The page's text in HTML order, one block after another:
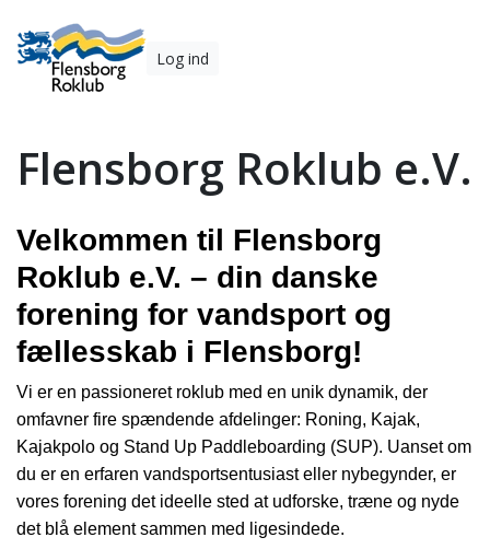
Log ind
Flensborg Roklub e.V.
Velkommen til Flensborg
Roklub e.V. – din danske
forening for vandsport og
fællesskab i Flensborg!
Vi er en passioneret roklub med en unik dynamik, der
omfavner fire spændende afdelinger: Roning, Kajak,
Kajakpolo og Stand Up Paddleboarding (SUP). Uanset om
du er en erfaren vandsportsentusiast eller nybegynder, er
vores forening det ideelle sted at udforske, træne og nyde
det blå element sammen med ligesindede.